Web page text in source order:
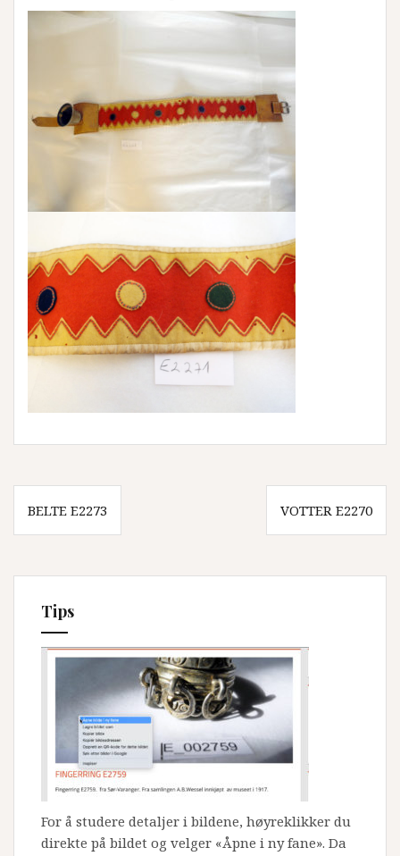
Innleggsnavigasjon
BELTE E2273 VOTTER E2270
Tips
For å studere detaljer i bildene, høyreklikker du
direkte på bildet og velger «Åpne i ny fane». Da